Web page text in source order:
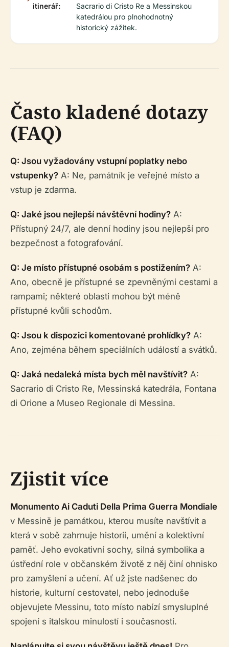
itinerář:
Sacrario di Cristo Re a Messinskou
katedrálou pro plnohodnotný
historický zážitek.
Často kladené dotazy
(FAQ)
Q: Jsou vyžadovány vstupní poplatky nebo
vstupenky? A: Ne, památník je veřejné místo a
vstup je zdarma.
Q: Jaké jsou nejlepší návštěvní hodiny? A:
Přístupný 24/7, ale denní hodiny jsou nejlepší pro
bezpečnost a fotografování.
Q: Je místo přístupné osobám s postižením? A:
Ano, obecně je přístupné se zpevněnými cestami a
rampami; některé oblasti mohou být méně
přístupné kvůli schodům.
Q: Jsou k dispozici komentované prohlídky? A:
Ano, zejména během speciálních událostí a svátků.
Q: Jaká nedaleká místa bych měl navštívit? A:
Sacrario di Cristo Re, Messinská katedrála, Fontana
di Orione a Museo Regionale di Messina.
Zjistit více
Monumento Ai Caduti Della Prima Guerra Mondiale
v Messině je památkou, kterou musíte navštívit a
která v sobě zahrnuje historii, umění a kolektivní
paměť. Jeho evokativní sochy, silná symbolika a
ústřední role v občanském životě z něj činí ohnisko
pro zamyšlení a učení. Ať už jste nadšenec do
historie, kulturní cestovatel, nebo jednoduše
objevujete Messinu, toto místo nabízí smysluplné
spojení s italskou minulostí i současností.